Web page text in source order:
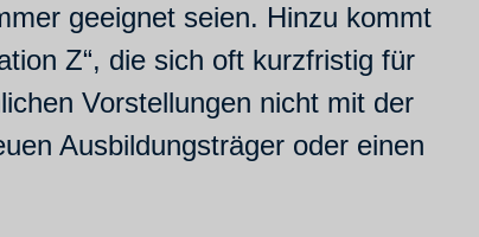
geeignet seien. Hinzu kommt
Z“, die sich oft kurzfristig für
Vorstellungen nicht mit der
Ausbildungsträger oder einen